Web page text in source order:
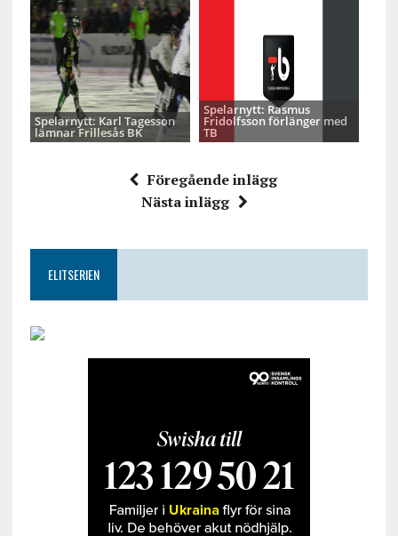
Spelarnytt: Karl Tagesson
lämnar Frillesås BK
Spelarnytt: Rasmus
Fridolfsson förlänger med
TB
Föregående inlägg
Nästa inlägg
ELITSERIEN